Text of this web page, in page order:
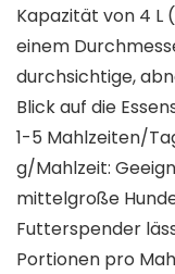
Kapazität von 4
einem
durchsichtige,
Blick auf die
1-5 Mahlzeiten/
g/Mahlzeit:
mittelgroße
Futterspender
Portionen pro